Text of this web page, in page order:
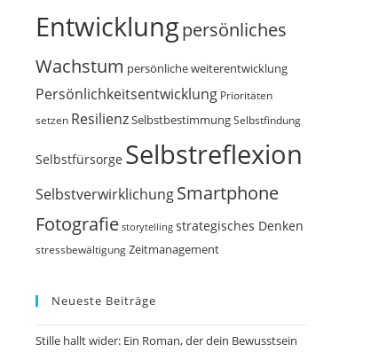
Entwicklungpersönliches
Wachstum persönliche weiterentwicklung
Persönlichkeitsentwicklung Prioritäten
setzen ResilienzSelbstbestimmungSelbstfindung
Selbstfürsorge Selbstreflexion
SelbstverwirklichungSmartphone
Fotografie storytelling strategisches Denken
stressbewältigung Zeitmanagement
Neueste Beiträge
Stille hallt wider: Ein Roman, der dein Bewusstsein